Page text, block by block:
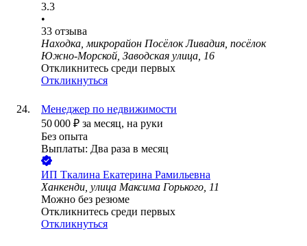
3.3
•
33 отзыва
Находка, микрорайон Посёлок Ливадия, посёлок
Южно-Морской, Заводская улица, 16
Откликнитесь среди первых
Откликнуться
Менеджер по недвижимости
50 000 ₽ за месяц, на руки
Без опыта
Выплаты: Два раза в месяц
ИП Ткалина Екатерина Рамильевна
Ханкенди, улица Максима Горького, 11
Можно без резюме
Откликнитесь среди первых
Откликнуться